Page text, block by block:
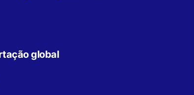
global